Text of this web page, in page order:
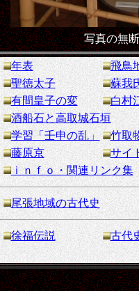
写真の無
年表
飛鳥
聖徳太子
蘇我
有間皇子の変
白村
酒船石と高取城石垣
学習「壬申の乱」
竹取
藤原京
サイ
ｉｎｆｏ・関連リンク集
尾張地域の古代史
徐福伝説
古代